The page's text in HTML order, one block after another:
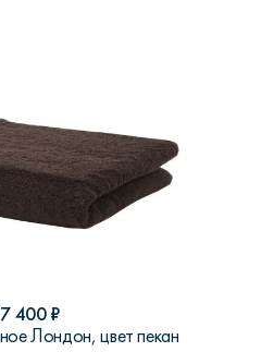
7 400₽
Лондон, цвет пекан